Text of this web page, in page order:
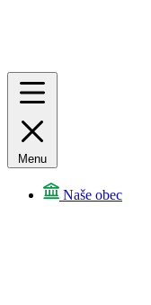
Menu
Naše obec